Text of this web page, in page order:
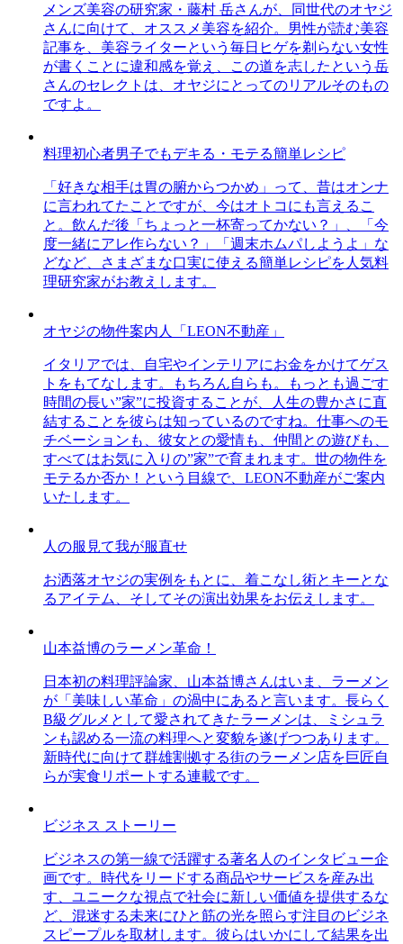
メンズ美容の研究家・藤村 岳さんが、同世代のオヤジ
さんに向けて、オススメ美容を紹介。男性が読む美容
記事を、美容ライターという毎日ヒゲを剃らない女性
が書くことに違和感を覚え、この道を志したという岳
さんのセレクトは、オヤジにとってのリアルそのもの
ですよ。
料理初心者男子でもデキる・モテる簡単レシピ
「好きな相手は胃の腑からつかめ」って、昔はオンナ
に言われてたことですが、今はオトコにも言えるこ
と。飲んだ後「ちょっと一杯寄ってかない？」、「今
度一緒にアレ作らない？」「週末ホムパしようよ」な
どなど、さまざまな口実に使える簡単レシピを人気料
理研究家がお教えします。
オヤジの物件案内人「LEON不動産」
イタリアでは、自宅やインテリアにお金をかけてゲス
トをもてなします。もちろん自らも。もっとも過ごす
時間の長い”家”に投資することが、人生の豊かさに直
結することを彼らは知っているのですね。仕事へのモ
チベーションも、彼女との愛情も、仲間との遊びも、
すべてはお気に入りの”家”で育まれます。世の物件を
モテるか否か！という目線で、LEON不動産がご案内
いたします。
人の服見て我が服直せ
お洒落オヤジの実例をもとに、着こなし術とキーとな
るアイテム、そしてその演出効果をお伝えします。
山本益博のラーメン革命！
日本初の料理評論家、山本益博さんはいま、ラーメン
が「美味しい革命」の渦中にあると言います。長らく
B級グルメとして愛されてきたラーメンは、ミシュラ
ンも認める一流の料理へと変貌を遂げつつあります。
新時代に向けて群雄割拠する街のラーメン店を巨匠自
らが実食リポートする連載です。
ビジネス ストーリー
ビジネスの第一線で活躍する著名人のインタビュー企
画です。時代をリードする商品やサービスを産み出
す、ユニークな視点で社会に新しい価値を提供するな
ど、混迷する未来にひと筋の光を照らす注目のビジネ
スピープルを取材します。彼らはいかにして結果を出